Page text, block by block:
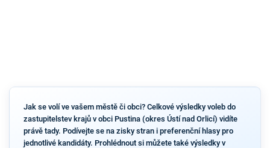
Jak se volí ve vašem městě či obci? Celkové výsledky voleb do
zastupitelstev krajů v obci Pustina (okres Ústí nad Orlicí) vidíte
právě tady. Podívejte se na zisky stran i preferenční hlasy pro
jednotlivé kandidáty. Prohlédnout si můžete také výsledky v